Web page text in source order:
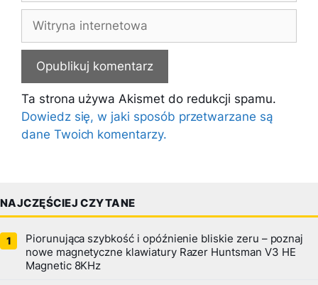
internetowa
Ta strona używa Akismet do redukcji spamu.
Dowiedz się, w jaki sposób przetwarzane są
dane Twoich komentarzy.
NAJCZĘŚCIEJ CZYTANE
Piorunująca szybkość i opóźnienie bliskie zeru – poznaj
nowe magnetyczne klawiatury Razer Huntsman V3 HE
Magnetic 8KHz